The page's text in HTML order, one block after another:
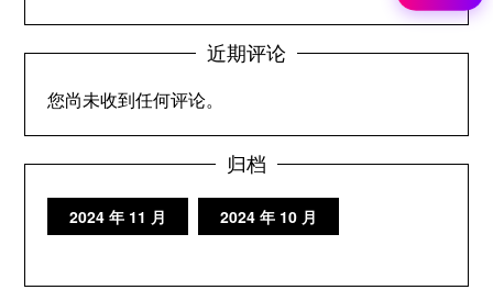
近期评论
您尚未收到任何评论。
归档
2024 年 11 月 2024 年 10 月